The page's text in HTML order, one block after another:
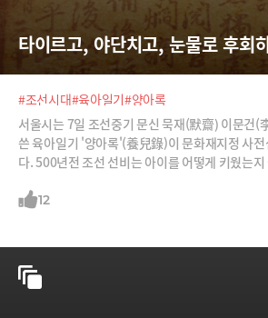
타이르고, 야단치고, 눈물로 후회
#조선시대#육아일기#양아록
서울시는 7일 조선중기 문신 묵재(默齋) 이문건
쓴 육아일기 '양아록'(養兒錄)이 문화재지정 사
다. 500년전 조선 선비는 아이를 어떻게 키웠는지
12